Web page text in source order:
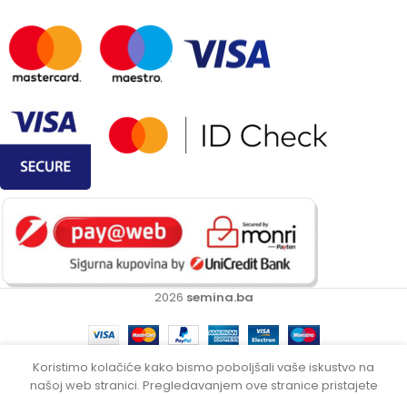
2026 semina.ba
Koristimo kolačiće kako bismo poboljšali vaše iskustvo na
našoj web stranici. Pregledavanjem ove stranice pristajete
Elektro-